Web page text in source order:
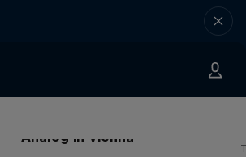
Analog in Vienna